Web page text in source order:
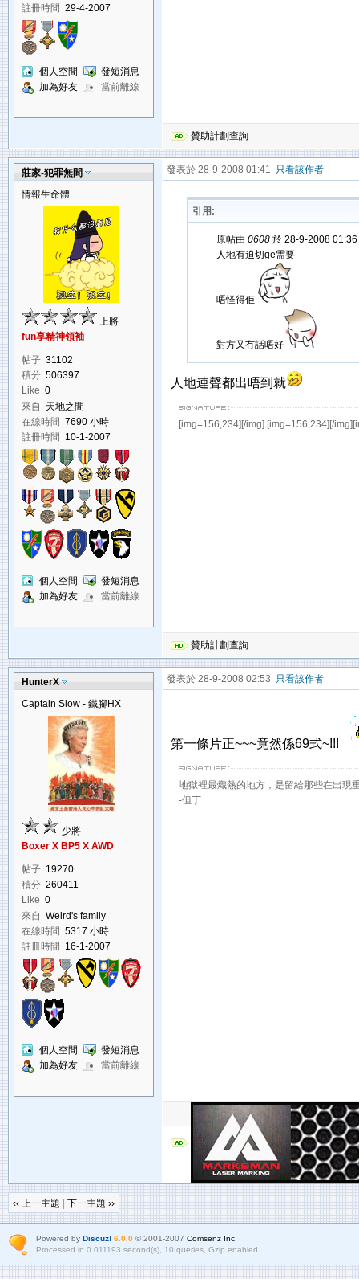
註冊時間 29-4-2007
個人空間
發短消息
加為好友
當前離線
贊助計劃查詢
莊家-犯罪無間
情報生命體
上將
fun享精神領袖
帖子 31102
積分 506397
Like 0
來自
天地之間
在線時間 7690 小時
註冊時間
10-1-2007
個人空間
發短消息
加為好友
當前離線
發表於 28-9-2008 01:41 只看該作者
引用:
原帖由 0608於 28-9-2008
人地有迫切ge需要
唔怪得佢
對方又冇話唔好
人地連聲都出唔到就
[img=156,234][/img] [img=156,234][/
贊助計劃查詢
HunterX
Captain Slow - 鐵腳HX
少將
Boxer X BP5 X AWD
帖子 19270
積分 260411
Like 0
來自 Weird's family
在線時間 5317 小時
註冊時間
16-1-2007
個人空間
發短消息
加為好友
當前離線
發表於 28-9-2008 02:53 只看該作者
第一條片正~~~竟然係69式~!!!
地獄裡最熾熱的地方，是留給那些在出現
-但丁
‹‹ 上一主題 下一主題 ››
Powered by Discuz! 6.0.0© 2001-2007 Comsenz Inc.
Processed in 0.011193 second(s), 10 queries, Gzip enabled.